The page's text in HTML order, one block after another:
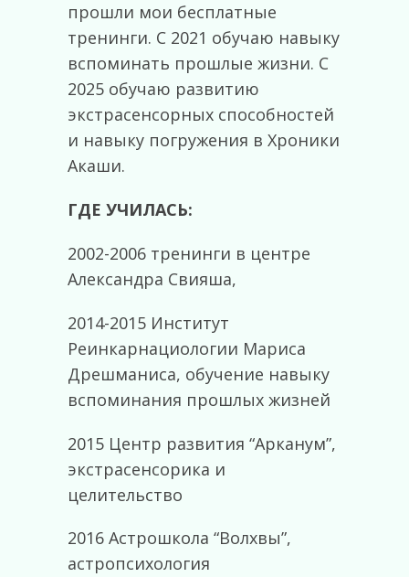
прошли мои бесплатные
тренинги. С 2021 обучаю навыку
вспоминать прошлые жизни. С
2025 обучаю развитию
экстрасенсорных способностей
и навыку погружения в Хроники
Акаши.
ГДЕ УЧИЛАСЬ:
2002-2006 тренинги в центре
Александра Свияша,
2014-2015 Институт
Реинкарнациологии Мариса
Дрешманиса, обучение навыку
вспоминания прошлых жизней
2015 Центр развития “Арканум”,
экстрасенсорика и
целительство
2016 Астрошкола “Волхвы”,
астропсихология